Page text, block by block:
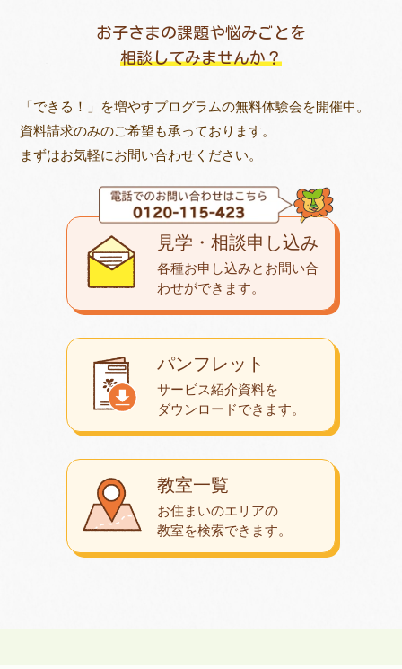
お子さまの課題や悩みごとを
相談してみませんか？
「できる！」を増やすプログラムの無料体験会を開催中。
資料請求のみのご希望も承っております。
まずはお気軽にお問い合わせください。
教室一覧
お住まいのエリアの
教室を検索できます。
パンフレット
サービス紹介資料を
ダウンロードできます。
見学・相談申し込み
各種お申し込みとお問い合
わせができます。